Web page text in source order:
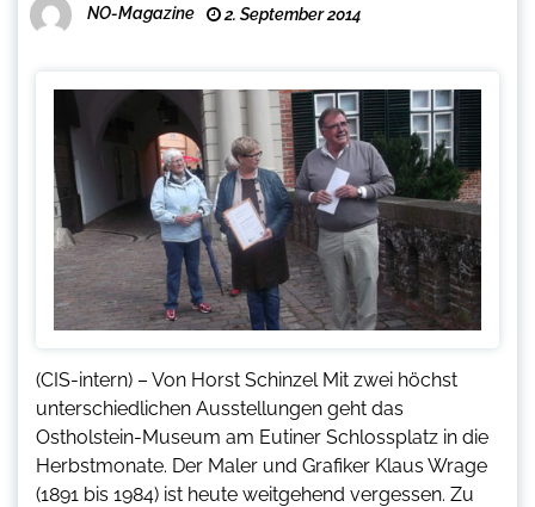
NO-Magazine 2. September 2014
(CIS-intern) – Von Horst Schinzel Mit zwei höchst
unterschiedlichen Ausstellungen geht das
Ostholstein-Museum am Eutiner Schlossplatz in die
Herbstmonate. Der Maler und Grafiker Klaus Wrage
(1891 bis 1984) ist heute weitgehend vergessen. Zu